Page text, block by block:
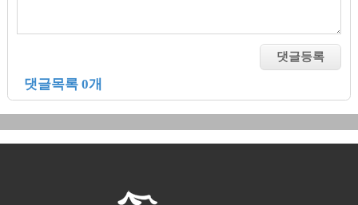
댓글목록 0개